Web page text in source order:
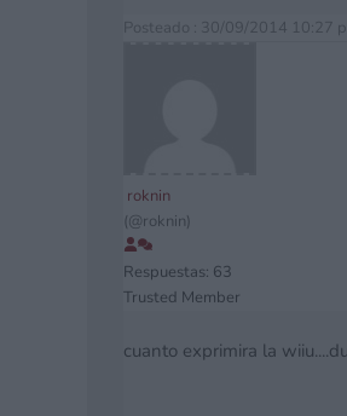
Posteado : 30/09/2014 10:27
roknin
(@roknin)
Respuestas: 63
Trusted Member
cuanto exprimira la